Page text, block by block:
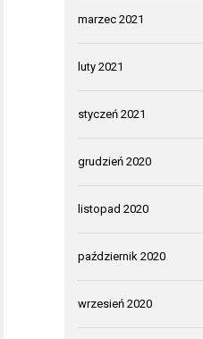
marzec 2021
luty 2021
styczeń 2021
grudzień 2020
listopad 2020
październik 2020
wrzesień 2020